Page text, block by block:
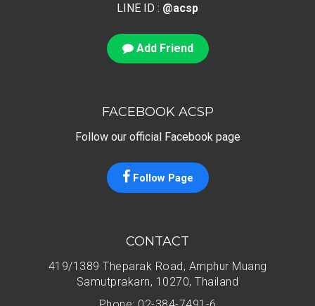
LINE ID : @acsp
Add Friend
FACEBOOK ACSP
Follow our official Facebook page
Follow Page
CONTACT
419/1389 Theparak Road, Amphur Muang
Samutprakarn, 10270, Thailand